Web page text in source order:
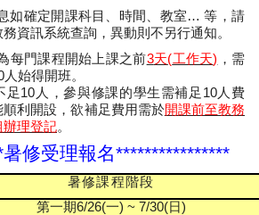
如確定開課科目、時間、教室…等，請
資訊系統查詢，異動則不另行通知。
每門課程開始上課之前3天(工作天) ，需
人始得開班。
足10 人，參與修課的學生需補足 10人費
順利開設，欲補足費用需於開課前至教務
辦理登記。
暑修受理報名****************
暑修課程階段
第一期6/26(一) ~ 7/30(日)